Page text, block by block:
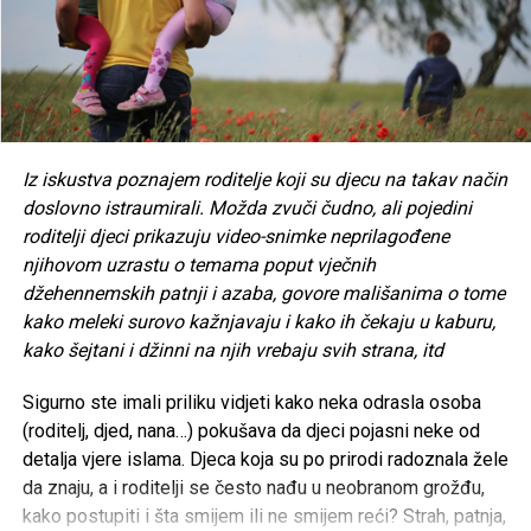
Tweet Share
Mail
POVEZANE TEME:
Japanski navijači ponovno oduševili svijet: Nakon
spektakularnog remija ostali čistiti tribine
DON'T MISS
Žrtve kockanja-idustrija koja živi od tuđeg očaja
Iz iskustva poznajem roditelje koji su djecu na takav način
doslovno istraumirali. Možda zvuči čudno, ali pojedini
roditelji djeci prikazuju video-snimke neprilagođene
njihovom uzrastu o temama poput vječnih
džehennemskih patnji i azaba, govore mališanima o tome
kako meleki surovo kažnjavaju i kako ih čekaju u kaburu,
kako šejtani i džinni na njih vrebaju svih strana, itd
Sigurno ste imali priliku vidjeti kako neka odrasla osoba
(roditelj, djed, nana…) pokušava da djeci pojasni neke od
detalja vjere islama. Djeca koja su po prirodi radoznala žele
da znaju, a i roditelji se često nađu u neobranom grožđu,
kako postupiti i šta smijem ili ne smijem reći? Strah, patnja,